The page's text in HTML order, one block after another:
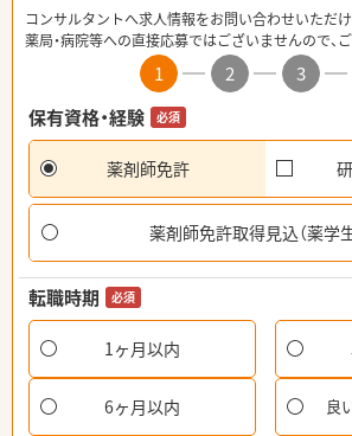
コンサルタントへ求人情報をお問い合わせいただけ
薬局・病院等への直接応募ではございませんので、
1 2 3
保有資格・経験
必須
薬剤師免許
薬剤師免許取得見込（薬学生
転職時期 必須
1ヶ月以内
6ヶ月以内 良